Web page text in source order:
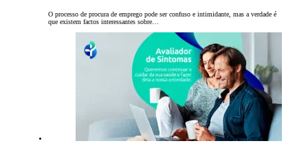
O processo de procura de emprego pode ser confuso e intimidante, mas a verdade é
que existem factos interessantes sobre…